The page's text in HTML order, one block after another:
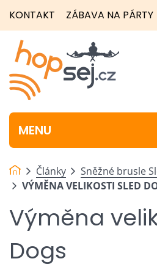
KONTAKT ZÁBAVA NA PÁRTY
MENU
Články
Sněžné brusle
VÝMĚNA VELIKOSTI SLED
Výměna
Dogs